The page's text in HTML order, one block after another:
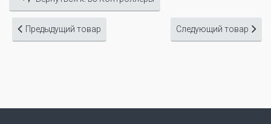
Предыдущий товар Следующий товар